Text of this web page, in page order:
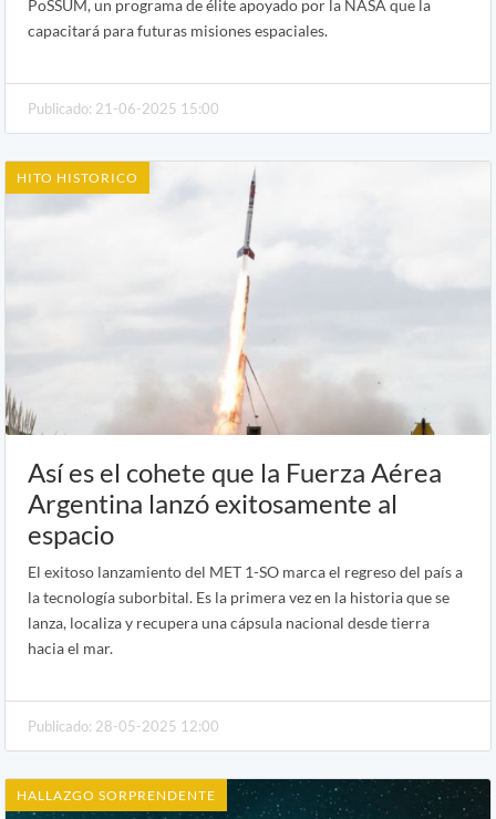
PoSSUM, un programa de élite apoyado por la NASA que la
capacitará para futuras misiones espaciales.
Publicado: 21-06-2025 15:00
HITO HISTORICO
Así es el cohete que la Fuerza Aérea
Argentina lanzó exitosamente al
espacio
El exitoso lanzamiento del MET 1-SO marca el regreso del país a
la tecnología suborbital. Es la primera vez en la historia que se
lanza, localiza y recupera una cápsula nacional desde tierra
hacia el mar.
Publicado: 28-05-2025 12:00
HALLAZGO SORPRENDENTE